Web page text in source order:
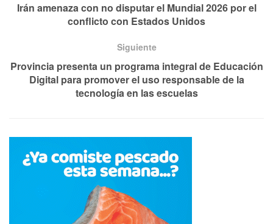
Irán amenaza con no disputar el Mundial 2026 por el
conflicto con Estados Unidos
Siguiente
Provincia presenta un programa integral de Educación
Digital para promover el uso responsable de la
tecnología en las escuelas